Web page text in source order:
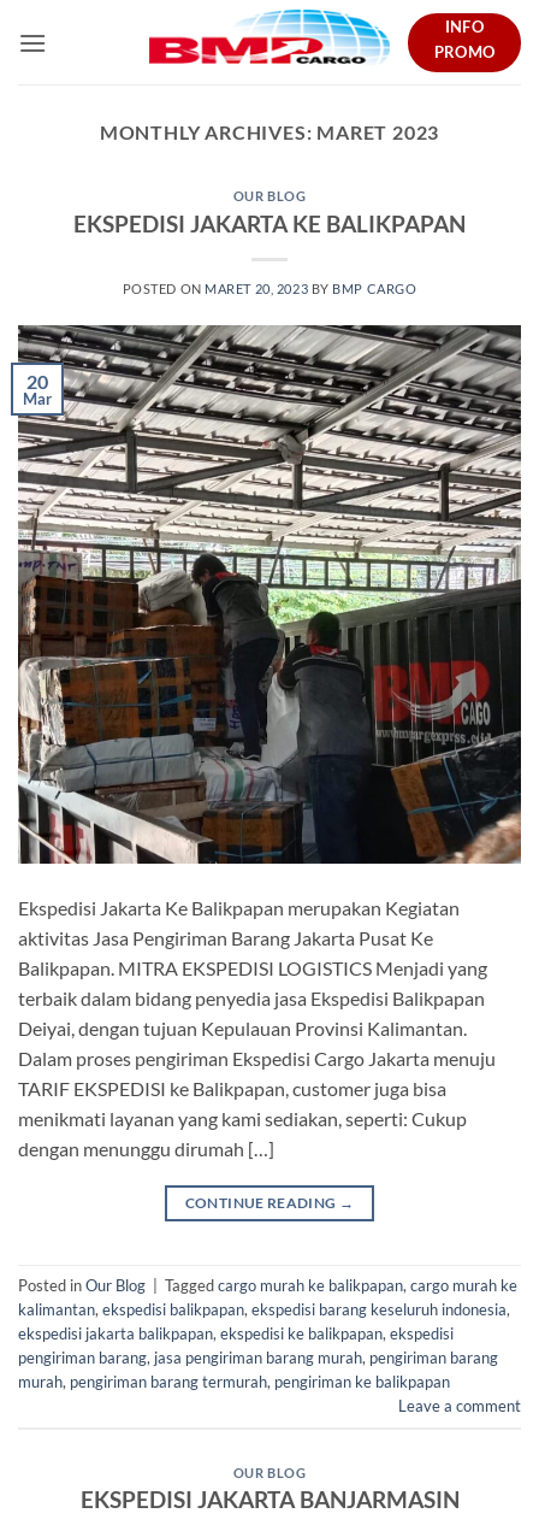
INFO
PROMO
MONTHLY ARCHIVES: MARET 2023
OUR BLOG
EKSPEDISI JAKARTA KE BALIKPAPAN
POSTED ON MARET 20, 2023 BY BMP CARGO
20
Mar
Ekspedisi Jakarta Ke Balikpapan merupakan Kegiatan
aktivitas Jasa Pengiriman Barang Jakarta Pusat Ke
Balikpapan. MITRA EKSPEDISI LOGISTICS Menjadi yang
terbaik dalam bidang penyedia jasa Ekspedisi Balikpapan
Deiyai, dengan tujuan Kepulauan Provinsi Kalimantan.
Dalam proses pengiriman Ekspedisi Cargo Jakarta menuju
TARIF EKSPEDISI ke Balikpapan, customer juga bisa
menikmati layanan yang kami sediakan, seperti: Cukup
dengan menunggu dirumah […]
CONTINUE READING →
Posted inOur Blog Taggedcargo murah ke balikpapan, cargo murah ke
kalimantan, ekspedisi balikpapan, ekspedisi barang keseluruh indonesia,
ekspedisi jakarta balikpapan, ekspedisi ke balikpapan, ekspedisi
pengiriman barang, jasa pengiriman barang murah, pengiriman barang
murah, pengiriman barang termurah, pengiriman ke balikpapan
Leave a comment
OUR BLOG
EKSPEDISI JAKARTA BANJARMASIN